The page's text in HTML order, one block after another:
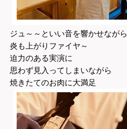
ジュ～～といい音を響かせながら
炎も上がりファイヤ～
迫力のある実演に
思わず見入ってしまいながら
焼きたてのお肉に大満足